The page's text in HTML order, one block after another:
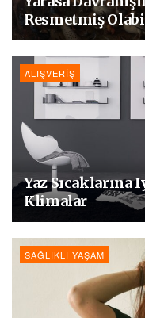
Resmetmiş
ALIŞVERIŞ
Yaz
Klimalar
SAĞLIKLI YAŞAM